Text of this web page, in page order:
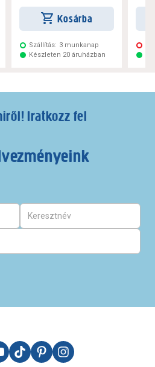
Kosárba
Szállítás: 3 munkanap
Készleten 20 áruházban
Iratkozz fel